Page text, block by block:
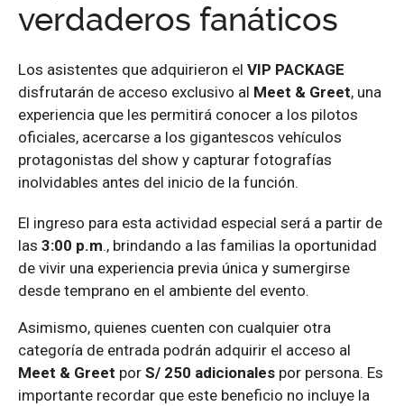
verdaderos fanáticos
Los asistentes que adquirieron el VIP PACKAGE
disfrutarán de acceso exclusivo al Meet & Greet, una
experiencia que les permitirá conocer a los pilotos
oficiales, acercarse a los gigantescos vehículos
protagonistas del show y capturar fotografías
inolvidables antes del inicio de la función.
El ingreso para esta actividad especial será a partir de
las 3:00 p.m., brindando a las familias la oportunidad
de vivir una experiencia previa única y sumergirse
desde temprano en el ambiente del evento.
Asimismo, quienes cuenten con cualquier otra
categoría de entrada podrán adquirir el acceso al
Meet & Greet por S/ 250 adicionales por persona. Es
importante recordar que este beneficio no incluye la